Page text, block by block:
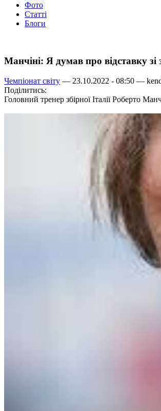
Фото
Статті
Блоги
Манчіні: Я думав про відставку зі
Чемпіонат світу — 23.10.2022 - 08:50 —
Поділитись:
Головний тренер збірної Італії Роберто